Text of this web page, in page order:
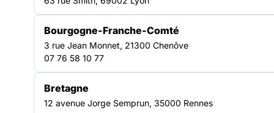
Rapport d’activité FAS
HDF 2021
TRANSVERSE
Bourgogne-Franche-Comté
3 rue Jean Monnet, 21300 Chenôve
07 76 58 10 77
Bretagne
12 avenue Jorge Semprun, 35000 Rennes